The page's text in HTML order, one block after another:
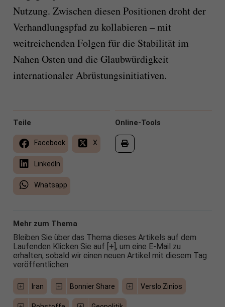
Nutzung. Zwischen diesen Positionen droht der
Verhandlungspfad zu kollabieren – mit
weitreichenden Folgen für die Stabilität im
Nahen Osten und die Glaubwürdigkeit
internationaler Abrüstungsinitiativen.
Online-Tools
Teile
Facebook X
LinkedIn
Whatsapp
Mehr zum Thema
Bleiben Sie über das Thema dieses Artikels auf dem
Laufenden Klicken Sie auf [+], um eine E-Mail zu
erhalten, sobald wir einen neuen Artikel mit diesem Tag
veröffentlichen
Iran Bonnier Share Verslo Zinios